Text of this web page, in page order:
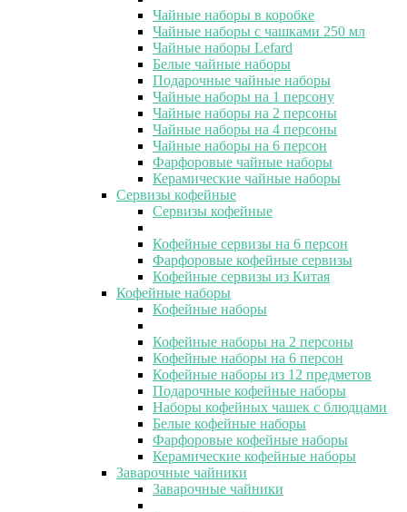
Чайные наборы в коробке
Чайные наборы с чашками 250 мл
Чайные наборы Lefard
Белые чайные наборы
Подарочные чайные наборы
Чайные наборы на 1 персону
Чайные наборы на 2 персоны
Чайные наборы на 4 персоны
Чайные наборы на 6 персон
Фарфоровые чайные наборы
Керамические чайные наборы
Сервизы кофейные
Сервизы кофейные
Кофейные сервизы на 6 персон
Фарфоровые кофейные сервизы
Кофейные сервизы из Китая
Кофейные наборы
Кофейные наборы
Кофейные наборы на 2 персоны
Кофейные наборы на 6 персон
Кофейные наборы из 12 предметов
Подарочные кофейные наборы
Наборы кофейных чашек с блюдцами
Белые кофейные наборы
Фарфоровые кофейные наборы
Керамические кофейные наборы
Заварочные чайники
Заварочные чайники